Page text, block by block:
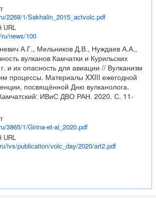
2268/1/Sakhalin_2015_actvolc.pdf
news/100
А.Г., Мельников Д.В., Нуждаев А.А.,
вулканов Камчатки и Курильских
и их опасность для авиации // Вулканизм
процессы. Материалы XXIII ежегодной
посвящённой Дню вулканолога.
ИВиС ДВО РАН. 2020. С. 11-
3865/1/Girina-et-al_2020.pdf
ivs/publication/volc_day/2020/art2.pdf